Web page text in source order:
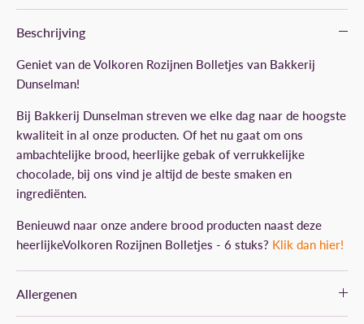
Beschrijving
Geniet van de Volkoren Rozijnen Bolletjes van Bakkerij
Dunselman!
Bij Bakkerij Dunselman streven we elke dag naar de hoogste
kwaliteit in al onze producten. Of het nu gaat om ons
ambachtelijke brood, heerlijke gebak of verrukkelijke
chocolade, bij ons vind je altijd de beste smaken en
ingrediënten.
Benieuwd naar onze andere brood producten naast deze
heerlijkeVolkoren Rozijnen Bolletjes - 6 stuks? Klik dan hier!
Allergenen